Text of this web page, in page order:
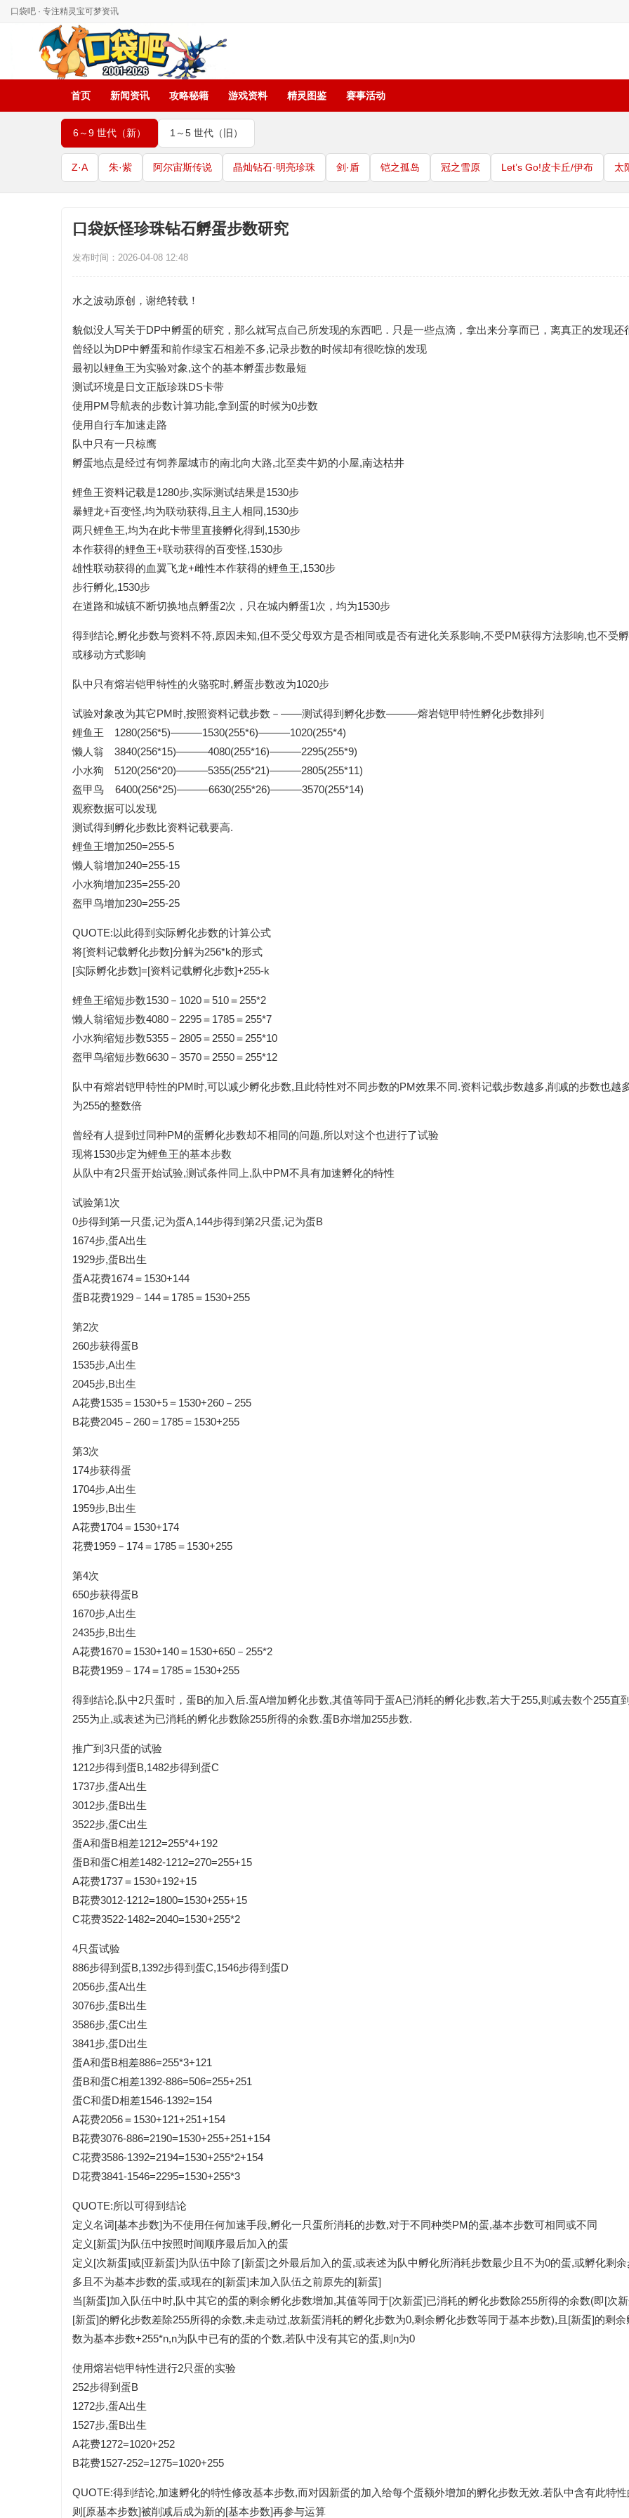
口袋吧 · 专注精灵宝可梦资讯
首页 新闻资讯 攻略秘籍 游戏资料 精灵图鉴 赛事活动
6～9 世代（新） 1～5 世代（旧）
Z·A 朱·紫 阿尔宙斯传说 晶灿钻石·明亮珍珠 剑·盾 铠之孤岛 冠之雪原 Let’s Go!皮卡丘/伊布 太
口袋妖怪珍珠钻石孵蛋步数研究
发布时间：2026-04-08 12:48
水之波动原创，谢绝转载！
貌似没人写关于DP中孵蛋的研究，那么就写点自己所发现的东西吧．只是一些点滴，拿出来分享而已，离真正的发现还
曾经以为DP中孵蛋和前作绿宝石相差不多,记录步数的时候却有很吃惊的发现
最初以鲤鱼王为实验对象,这个的基本孵蛋步数最短
测试环境是日文正版珍珠DS卡带
使用PM导航表的步数计算功能,拿到蛋的时候为0步数
使用自行车加速走路
队中只有一只椋鹰
孵蛋地点是经过有饲养屋城市的南北向大路,北至卖牛奶的小屋,南达枯井
鲤鱼王资料记载是1280步,实际测试结果是1530步
暴鲤龙+百变怪,均为联动获得,且主人相同,1530步
两只鲤鱼王,均为在此卡带里直接孵化得到,1530步
本作获得的鲤鱼王+联动获得的百变怪,1530步
雄性联动获得的血翼飞龙+雌性本作获得的鲤鱼王,1530步
步行孵化,1530步
在道路和城镇不断切换地点孵蛋2次，只在城内孵蛋1次，均为1530步
得到结论,孵化步数与资料不符,原因未知,但不受父母双方是否相同或是否有进化关系影响,不受PM获得方法影响,也不受
或移动方式影响
队中只有熔岩铠甲特性的火骆驼时,孵蛋步数改为1020步
试验对象改为其它PM时,按照资料记载步数－――测试得到孵化步数―――熔岩铠甲特性孵化步数排列
鲤鱼王 1280(256*5)―――1530(255*6)―――1020(255*4)
懒人翁 3840(256*15)―――4080(255*16)―――2295(255*9)
小水狗 5120(256*20)―――5355(255*21)―――2805(255*11)
盔甲鸟 6400(256*25)―――6630(255*26)―――3570(255*14)
观察数据可以发现
测试得到孵化步数比资料记载要高.
鲤鱼王增加250=255-5
懒人翁增加240=255-15
小水狗增加235=255-20
盔甲鸟增加230=255-25
QUOTE:以此得到实际孵化步数的计算公式
将[资料记载孵化步数]分解为256*k的形式
[实际孵化步数]=[资料记载孵化步数]+255-k
鲤鱼王缩短步数1530－1020＝510＝255*2
懒人翁缩短步数4080－2295＝1785＝255*7
小水狗缩短步数5355－2805＝2550＝255*10
盔甲鸟缩短步数6630－3570＝2550＝255*12
队中有熔岩铠甲特性的PM时,可以减少孵化步数,且此特性对不同步数的PM效果不同.资料记载步数越多,削减的步数也越
为255的整数倍
曾经有人提到过同种PM的蛋孵化步数却不相同的问题,所以对这个也进行了试验
现将1530步定为鲤鱼王的基本步数
从队中有2只蛋开始试验,测试条件同上,队中PM不具有加速孵化的特性
试验第1次
0步得到第一只蛋,记为蛋A,144步得到第2只蛋,记为蛋B
1674步,蛋A出生
1929步,蛋B出生
蛋A花费1674＝1530+144
蛋B花费1929－144＝1785＝1530+255
第2次
260步获得蛋B
1535步,A出生
2045步,B出生
A花费1535＝1530+5＝1530+260－255
B花费2045－260＝1785＝1530+255
第3次
174步获得蛋
1704步,A出生
1959步,B出生
A花费1704＝1530+174
花费1959－174＝1785＝1530+255
第4次
650步获得蛋B
1670步,A出生
2435步,B出生
A花费1670＝1530+140＝1530+650－255*2
B花费1959－174＝1785＝1530+255
得到结论,队中2只蛋时，蛋B的加入后.蛋A增加孵化步数,其值等同于蛋A已消耗的孵化步数,若大于255,则减去数个255直
255为止,或表述为已消耗的孵化步数除255所得的余数.蛋B亦增加255步数.
推广到3只蛋的试验
1212步得到蛋B,1482步得到蛋C
1737步,蛋A出生
3012步,蛋B出生
3522步,蛋C出生
蛋A和蛋B相差1212=255*4+192
蛋B和蛋C相差1482-1212=270=255+15
A花费1737＝1530+192+15
B花费3012-1212=1800=1530+255+15
C花费3522-1482=2040=1530+255*2
4只蛋试验
886步得到蛋B,1392步得到蛋C,1546步得到蛋D
2056步,蛋A出生
3076步,蛋B出生
3586步,蛋C出生
3841步,蛋D出生
蛋A和蛋B相差886=255*3+121
蛋B和蛋C相差1392-886=506=255+251
蛋C和蛋D相差1546-1392=154
A花费2056＝1530+121+251+154
B花费3076-886=2190=1530+255+251+154
C花费3586-1392=2194=1530+255*2+154
D花费3841-1546=2295=1530+255*3
QUOTE:所以可得到结论
定义名词[基本步数]为不使用任何加速手段,孵化一只蛋所消耗的步数,对于不同种类PM的蛋,基本步数可相同或不同
定义[新蛋]为队伍中按照时间顺序最后加入的蛋
定义[次新蛋]或[亚新蛋]为队伍中除了[新蛋]之外最后加入的蛋,或表述为队中孵化所消耗步数最少且不为0的蛋,或孵化剩
多且不为基本步数的蛋,或现在的[新蛋]未加入队伍之前原先的[新蛋]
当[新蛋]加入队伍中时,队中其它的蛋的剩余孵化步数增加,其值等同于[次新蛋]已消耗的孵化步数除255所得的余数(即[次
[新蛋]的孵化步数差除255所得的余数,未走动过,故新蛋消耗的孵化步数为0,剩余孵化步数等同于基本步数),且[新蛋]的剩余
数为基本步数+255*n,n为队中已有的蛋的个数,若队中没有其它的蛋,则n为0
使用熔岩铠甲特性进行2只蛋的实验
252步得到蛋B
1272步,蛋A出生
1527步,蛋B出生
A花费1272=1020+252
B花费1527-252=1275=1020+255
QUOTE:得到结论,加速孵化的特性修改基本步数,而对因新蛋的加入给每个蛋额外增加的孵化步数无效.若队中含有此特
则[原基本步数]被削减后成为新的[基本步数]再参与运算